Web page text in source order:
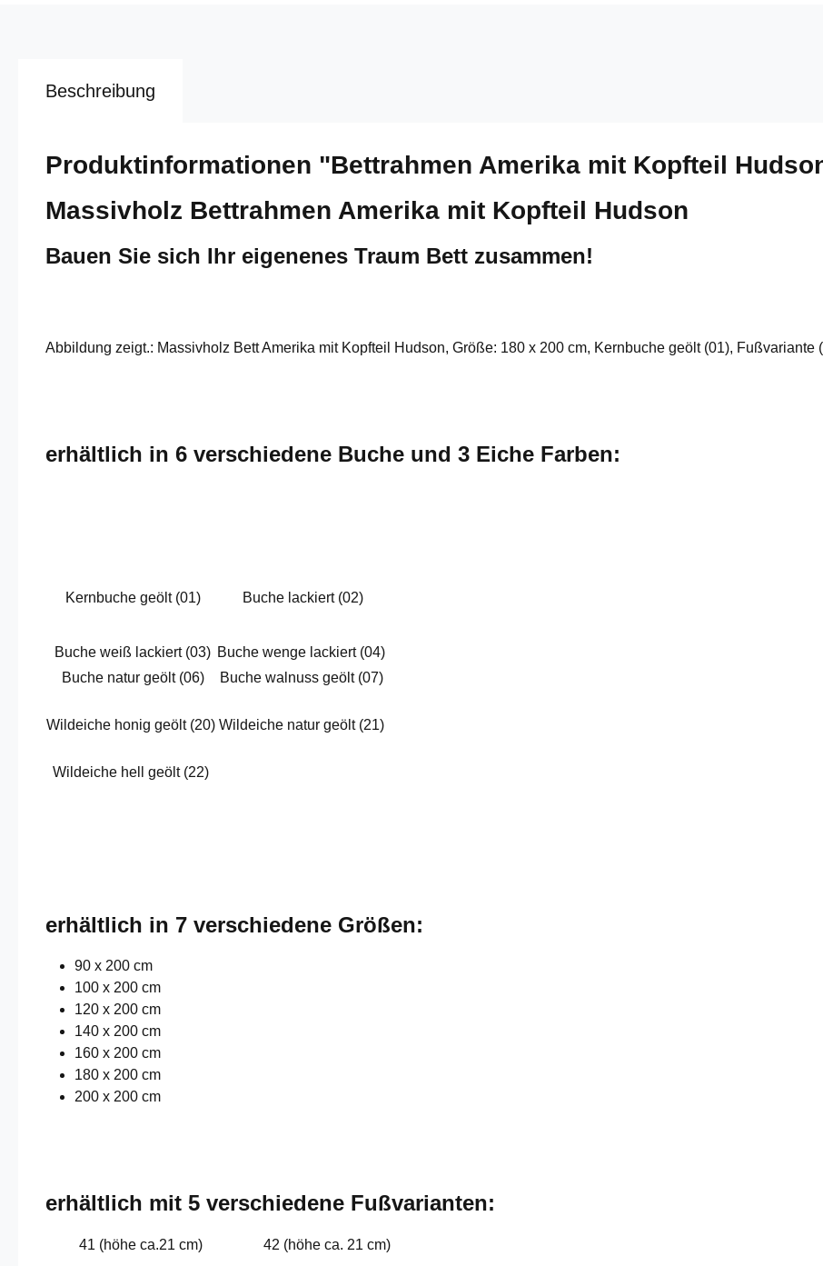
Beschreibung
Produktinformationen "Bettrahmen Amerika mit Kopfteil
Massivholz Bettrahmen Amerika mit Kopfteil Hudson
Bauen Sie sich Ihr eigenenes Traum Bett zusammen!
Abbildung zeigt.: Massivholz Bett Amerika mit Kopfteil Hudson, Größe: 180 x 200 cm, Kernbuche geölt (01), Fußvariante
erhältlich in 6 verschiedene Buche und 3 Eiche Farben:
Kernbuche geölt (01) Buche lackiert (02)
Buche weiß lackiert (03) Buche wenge lackiert (04)
Buche natur geölt (06)
Buche walnuss geölt (07)
Wildeiche honig geölt (20) Wildeiche natur geölt (21)
Wildeiche hell geölt (22)
erhältlich in 7 verschiedene Größen:
90 x 200 cm
100 x 200 cm
120 x 200 cm
140 x 200 cm
160 x 200 cm
180 x 200 cm
200 x 200 cm
erhältlich mit 5 verschiedene Fußvarianten:
41 (höhe ca.21 cm) 42 (höhe ca. 21 cm)